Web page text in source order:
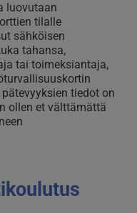
luovutaan
tilalle
sähköisen
tahansa,
tai toimeksiantaja,
tiedot on
ollen et välttämättä